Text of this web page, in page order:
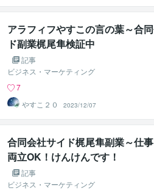
アラフィフやすこの言の葉～合
ド副業梶尾隼検証中
記事
ビジネス・マーケティング
7
やすこ２０
2023/12/07
合同会社サイド梶尾隼副業～仕
両立OK！けんけんです！
記事
ビジネス・マーケティング